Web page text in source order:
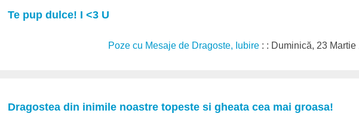
Te pup dulce! I <3 U
Poze cu Mesaje de Dragoste, Iubire : : Duminică, 23 Martie
Dragostea din inimile noastre topeste si gheata cea mai groasa!